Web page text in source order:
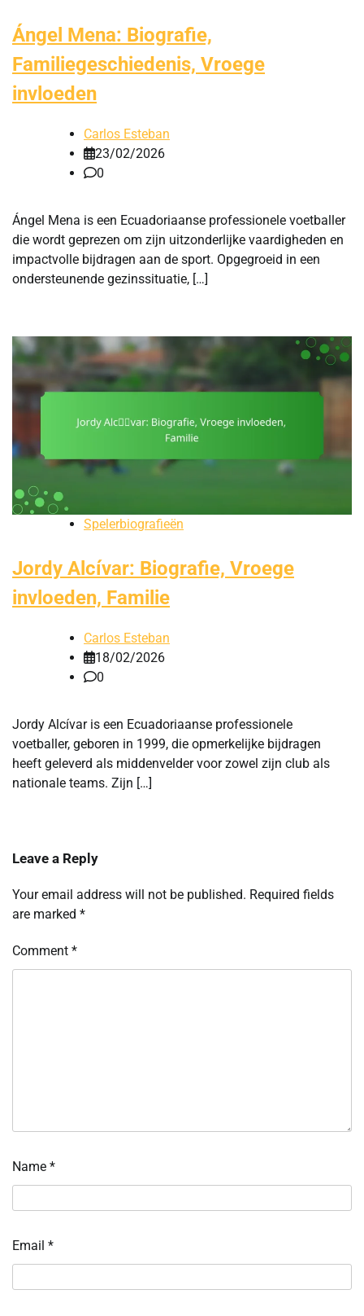
Ángel Mena: Biografie,
Familiegeschiedenis, Vroege
invloeden
Carlos Esteban
23/02/2026
0
Ángel Mena is een Ecuadoriaanse professionele voetballer
die wordt geprezen om zijn uitzonderlijke vaardigheden en
impactvolle bijdragen aan de sport. Opgegroeid in een
ondersteunende gezinssituatie, […]
Spelerbiografieën
Jordy Alcívar: Biografie, Vroege
invloeden, Familie
Carlos Esteban
18/02/2026
0
Jordy Alcívar is een Ecuadoriaanse professionele
voetballer, geboren in 1999, die opmerkelijke bijdragen
heeft geleverd als middenvelder voor zowel zijn club als
nationale teams. Zijn […]
Leave a Reply
Your email address will not be published. Required fields
are marked *
Comment *
Name *
Email *